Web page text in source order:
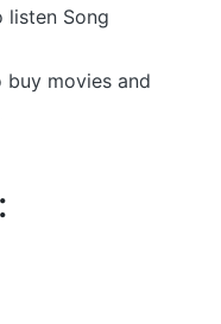
listen Song
movies and